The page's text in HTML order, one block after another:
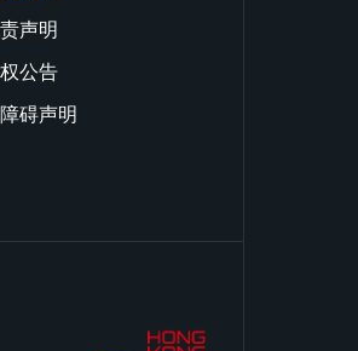
声明
公告
碍声明